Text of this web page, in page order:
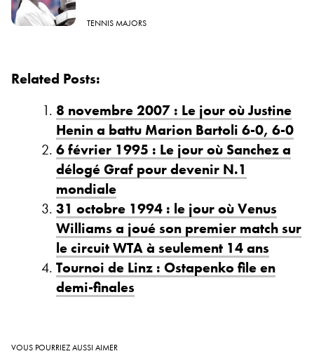
TENNIS MAJORS
Related Posts:
8 novembre 2007 : Le jour où Justine
Henin a battu Marion Bartoli 6-0, 6-0
6 février 1995 : Le jour où Sanchez a
délogé Graf pour devenir N.1
mondiale
31 octobre 1994 : le jour où Venus
Williams a joué son premier match sur
le circuit WTA à seulement 14 ans
Tournoi de Linz : Ostapenko file en
demi-finales
VOUS POURRIEZ AUSSI AIMER